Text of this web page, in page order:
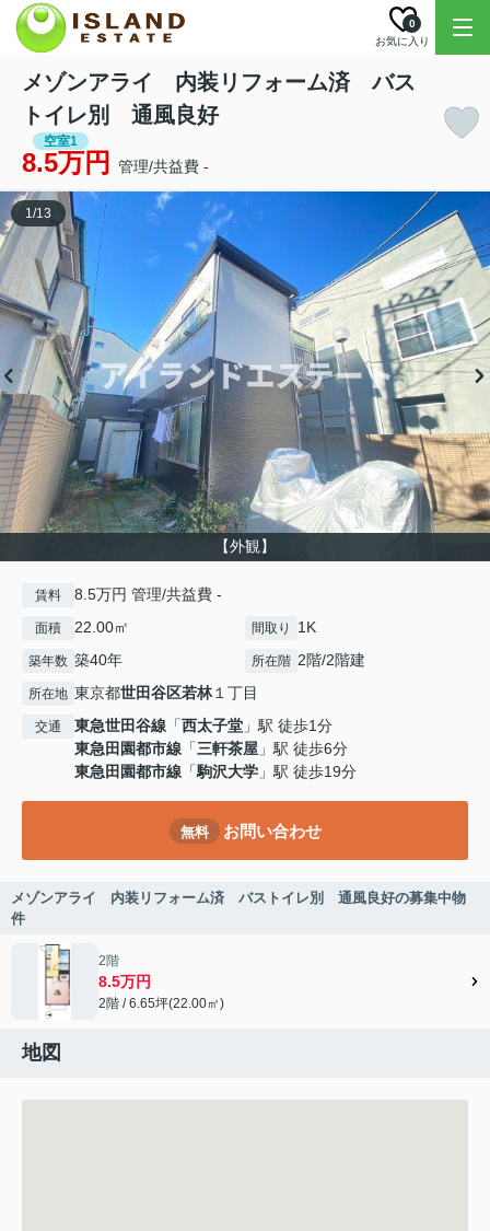
お気に入り
0
メゾンアライ 内装リフォーム済 バス
トイレ別 通風良好
空室1
8.5万円 管理/共益費 -
【外観】
1/13
賃料 8.5万円 管理/共益費 -
面積 22.00㎡ 間取り 1K
築年数 築40年 所在階 2階/2階建
所在地 東京都世田谷区若林１丁目
交通 東急世田谷線 「西太子堂 」駅 徒歩1分
東急田園都市線 「三軒茶屋 」駅 徒歩6分
東急田園都市線 「駒沢大学 」駅 徒歩19分
無料 お問い合わせ
メゾンアライ 内装リフォーム済 バストイレ別 通風良好の募集中物
件
2階
8.5万円
2階 / 6.65坪(22.00㎡)
地図